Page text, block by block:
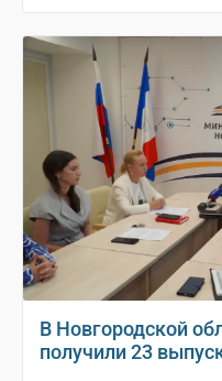
В Новгородской
получили 23